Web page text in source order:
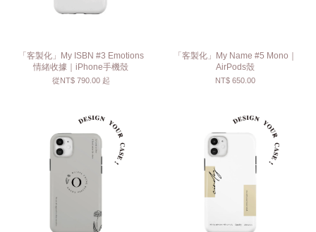
「客製化」My ISBN #3 Emotions
情緒收據｜iPhone手機殼
從NT$ 790.00 起
「客製化」My Name #5 Mono｜
AirPods殼
NT$ 650.00